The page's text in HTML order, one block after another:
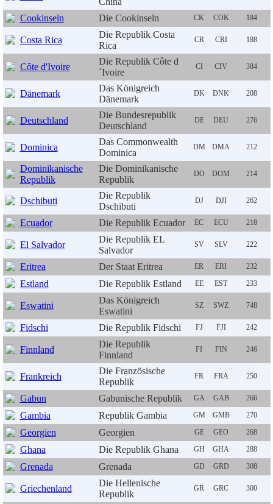
Cookinseln Die Cookinseln CK COK 184
Costa Rica
Die Republik Costa
Rica
CR CRI 188
Côte d'Ivoire
Die Republik Côte d
´Ivoire
CI CIV 384
Dänemark
Das Königreich
Dänemark
DK DNK 208
Deutschland
Die Bundesrepublik
Deutschland
DE DEU 276
Dominica
Das Commonwealth
Dominica
DM DMA 212
Dominikanische
Republik
Die Dominikanische
Republik
DO DOM 214
Dschibuti
Die Republik
Dschibuti
DJ DJI 262
Ecuador Die Republik Ecuador EC ECU 218
El Salvador
Die Republik EL
Salvador
SV SLV 222
Eritrea Der Staat Eritrea ER ERI 232
Estland Die Republik Estland EE EST 233
Eswatini
Das Königreich
Eswatini
SZ SWZ 748
Fidschi Die Republik Fidschi FJ FJI 242
Finnland
Die Republik
Finnland
FI FIN 246
Frankreich
Die Französische
Republik
FR FRA 250
Gabun Gabunische Republik GA GAB 266
Gambia Republik Gambia GM GMB 270
Georgien Georgien GE GEO 268
Ghana Die Republik Ghana GH GHA 288
Grenada Grenada GD GRD 308
Griechenland
Die Hellenische
Republik
GR GRC 300